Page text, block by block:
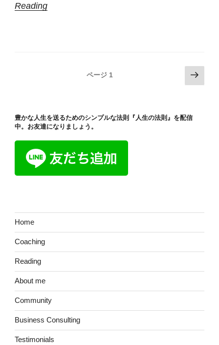
Reading
ビ
ゲ
ー
ページ 1
次
の
ジ
豊かな人生を送るためのシンプルな法則『人生の法則』を配信
中。お友達になりましょう。
Home
Coaching
Reading
About me
Community
Business Consulting
Testimonials